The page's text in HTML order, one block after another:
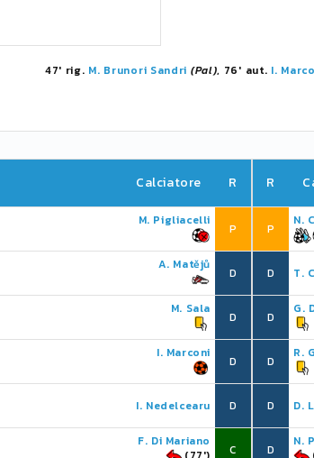
47' rig. M. Brunori Sandri (Pal), 76' aut. I.
Calciatore R
M. Pigliacelli
P
A. Matějů
D
M. Sala
D
I. Marconi
D
I. Nedelcearu D
F. Di Mariano
C
R
P
N.
D T.
D
G.
D
R.
D D.
D
N.